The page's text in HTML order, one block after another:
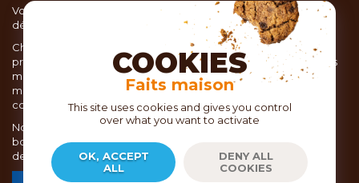
Vous recherchez du matériel de cuisine pour concocter de
délicieux plats ou des pâtisseries dignes d’un grand chef ?
Chez TOC, boutique d’ustensiles de cuisine, nous vous
proposons une large sélection de produits issus des meilleures
marques de matériel de cuisine: Ustensiles de pâtisserie,
matériel de cuisson, service de table, ustensiles de cuisine,
coutellerie, set picnic.
Nous vous réservons un accueil chaleureux au sein de nos 21
boutiques, mais vous trouverez également tout votre matériel
de cuisine en ligne sur notre site internet toc.fr
COOKIES
Faits maison
This site uses cookies and gives you control
over what you want to activate
OK, ACCEPT
ALL
DENY ALL
COOKIES